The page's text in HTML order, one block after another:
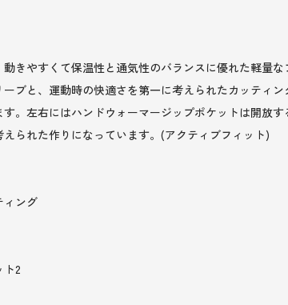
きやすくて保温性と通気性のバランスに優れた軽量
ブと、運動時の快適さを第一に考えられたカッティ
。左右にはハンドウォーマージップポケットは開放
られた作りになっています。(アクティブフィット)
ィング
ト2